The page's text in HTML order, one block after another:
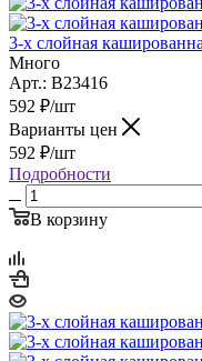
3-х слойная
Много
Арт.: B23416
592 ₽/шт
Варианты цен
592 ₽/шт
Подробности
В корзину